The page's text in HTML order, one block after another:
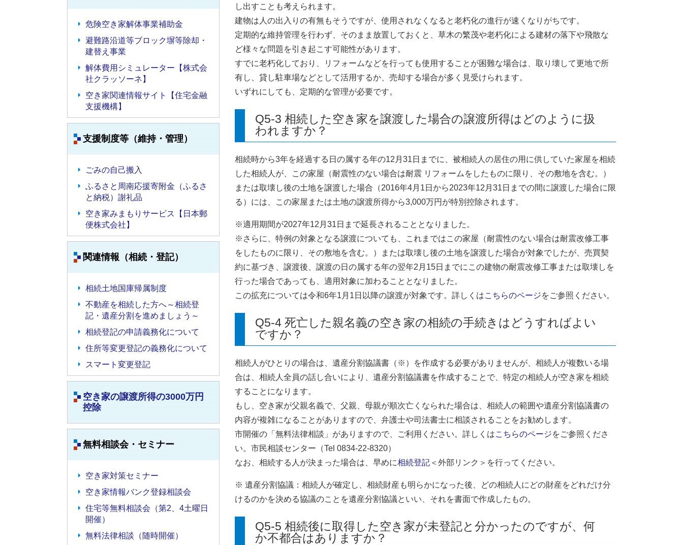
危険空き家解体事業補助金
避難路沿道等ブロック塀等除却・
建替え事業
解体費用シミュレーター【株式会
社クラッソーネ】
空き家関連情報サイト【住宅金融
支援機構】
支援制度等（維持・管理）
ごみの自己搬入
ふるさと周南応援寄附金（ふるさ
と納税）謝礼品
空き家みまもりサービス【日本郵
便株式会社】
関連情報（相続・登記）
相続土地国庫帰属制度
不動産を相続した方へ～相続登
記・遺産分割を進めましょう～
相続登記の申請義務化について
住所等変更登記の義務化について
スマート変更登記
空き家の譲渡所得の3000万円
控除
無料相談会・セミナー
空き家対策セミナー
空き家情報バンク登録相談会
住宅等無料相談会（第2、4土曜日
開催）
無料法律相談（随時開催）
し出すことも考えられます。
建物は人の出入りの有無もそうですが、使用されなくなると老朽化の進行が速くなりがちです。
定期的な維持管理を行わず、そのまま放置しておくと、草木の繁茂や老朽化による建材の落下や飛散な
ど様々な問題を引き起こす可能性があります。
すでに老朽化しており、リフォームなどを行っても使用することが困難な場合は、取り壊して更地で所
有し、貸し駐車場などとして活用するか、売却する場合が多く見受けられます。
いずれにしても、定期的な管理が必要です。
Q5-3 相続した空き家を譲渡した場合の譲渡所得はどのように扱
われますか？
相続時から3年を経過する日の属する年の12月31日までに、被相続人の居住の用に供していた家屋を相続
した相続人が、この家屋（耐震性のない場合は耐震 リフォームをしたものに限り、その敷地を含む。）
または取壊し後の土地を譲渡した場合（2016年4月1日から2023年12月31日までの間に譲渡した場合に限
る）には、この家屋または土地の譲渡所得から3,000万円が特別控除されます。
※適用期間が2027年12月31日まで延長されることとなりました。
※さらに、特例の対象となる譲渡についても、これまではこの家屋（耐震性のない場合は耐震改修工事
をしたものに限り、その敷地を含む。）または取壊し後の土地を譲渡した場合が対象でしたが、売買契
約に基づき、譲渡後、譲渡の日の属する年の翌年2月15日までにこの建物の耐震改修工事または取壊しを
行った場合であっても、適用対象に加わることとなりました。
この拡充については令和6年1月1日以降の譲渡が対象です。詳しくはこちらのページをご参照ください。
Q5-4 死亡した親名義の空き家の相続の手続きはどうすればよい
ですか？
相続人がひとりの場合は、遺産分割協議書（※）を作成する必要がありませんが、相続人が複数いる場
合は、相続人全員の話し合いにより、遺産分割協議書を作成することで、特定の相続人が空き家を相続
することになります。
もし、空き家が父親名義で、父親、母親が順次亡くなられた場合は、相続人の範囲や遺産分割協議書の
内容が複雑になることがありますので、弁護士や司法書士に相談されることをお勧めします。
市開催の「無料法律相談」がありますので、ご利用ください。詳しくはこちらのページをご参照くださ
い。市民相談センター（Tel 0834-22-8320）
なお、相続する人が決まった場合は、早めに相続登記 ＜外部リンク＞ を行ってください。
※ 遺産分割協議：相続人が確定し、相続財産も明らかになった後、どの相続人にどの財産をどれだけ分
けるのかを決める協議のことを遺産分割協議といい、それを書面で作成したもの。
Q5-5 相続後に取得した空き家が未登記と分かったのですが、何
か不都合はありますか？